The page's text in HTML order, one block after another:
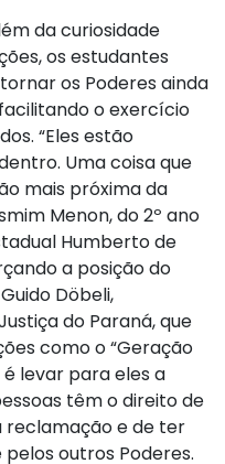
da curiosidade
os estudantes
os Poderes ainda
o exercício
“Eles estão
Uma coisa que
mais próxima da
Menon, do 2º ano
Humberto de
a posição do
Döbeli,
do Paraná, que
como o “Geração
é levar para eles a
têm o direito de
reclamação e de ter
outros Poderes.